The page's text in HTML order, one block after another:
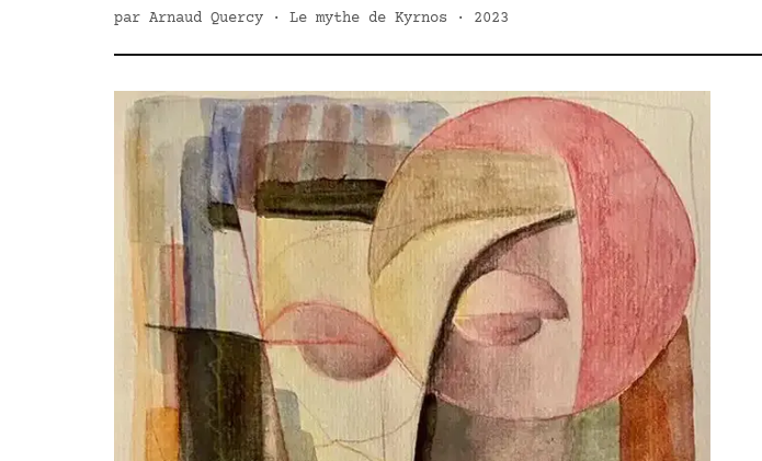
par Arnaud Quercy · Le mythe de Kyrnos · 2023